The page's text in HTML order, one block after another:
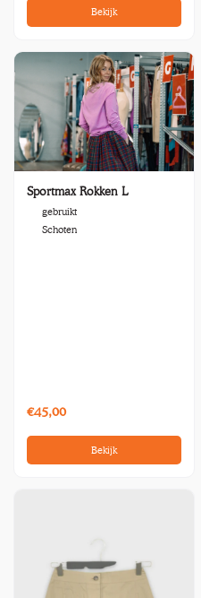
Bekijk
Sportmax Rokken L
gebruikt
Schoten
€45,00
Bekijk